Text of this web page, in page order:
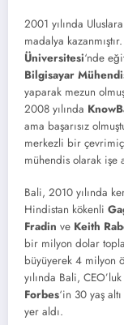
2001 yılında
madalya
Üniversitesi‘nde
Bilgisayar
yaparak mezun
2008 yılında
ama başarısız
merkezli bir
mühendis olarak işe
Bali, 2010 yılında
Hindistan kökenli
Fradin ve Keith
bir milyon dolar
büyüyerek 4 milyon
yılında Bali,
Forbes‘in 30 yaş
yer aldı.